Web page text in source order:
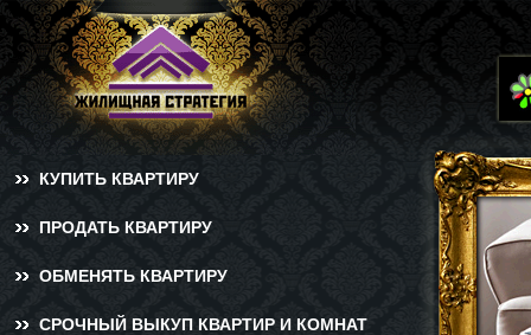
КУПИТЬ КВАРТИРУ
ПРОДАТЬ КВАРТИРУ
ОБМЕНЯТЬ КВАРТИРУ
СРОЧНЫЙ ВЫКУП КВАРТИР И КОМНАТ